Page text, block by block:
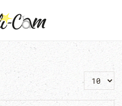
Anzeige